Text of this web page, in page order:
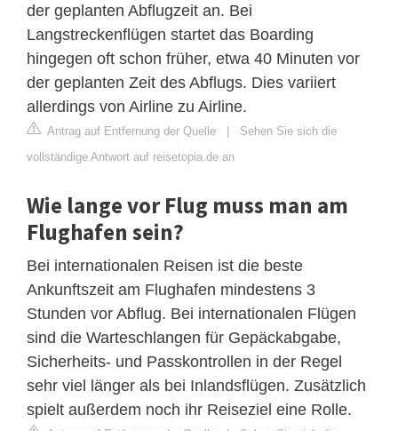
der geplanten Abflugzeit an. Bei
Langstreckenflügen startet das Boarding
hingegen oft schon früher, etwa 40 Minuten vor
der geplanten Zeit des Abflugs. Dies variiert
allerdings von Airline zu Airline.
Antrag auf Entfernung der Quelle | Sehen Sie sich die
vollständige Antwort auf reisetopia.de an
Wie lange vor Flug muss man am
Flughafen sein?
Bei internationalen Reisen ist die beste
Ankunftszeit am Flughafen mindestens 3
Stunden vor Abflug. Bei internationalen Flügen
sind die Warteschlangen für Gepäckabgabe,
Sicherheits- und Passkontrollen in der Regel
sehr viel länger als bei Inlandsflügen. Zusätzlich
spielt außerdem noch ihr Reiseziel eine Rolle.